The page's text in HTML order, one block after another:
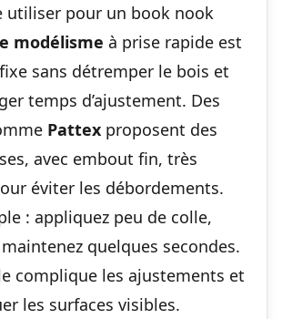
utiliser pour un book nook
modélisme à prise rapide est
sans détremper le bois et
temps d’ajustement. Des
Pattex proposent des
avec embout fin, très
éviter les débordements.
: appliquez peu de colle,
quelques secondes.
complique les ajustements et
les surfaces visibles.